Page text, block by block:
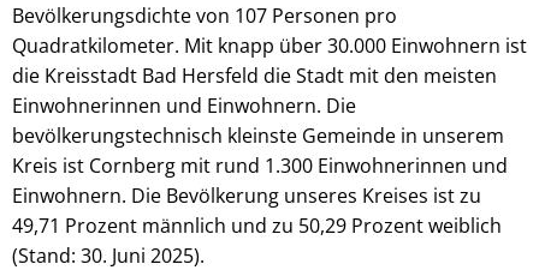
Bevölkerungsdichte von 107 Personen pro
Quadratkilometer. Mit knapp über 30.000 Einwohnern ist
die Kreisstadt Bad Hersfeld die Stadt mit den meisten
Einwohnerinnen und Einwohnern. Die
bevölkerungstechnisch kleinste Gemeinde in unserem
Kreis ist Cornberg mit rund 1.300 Einwohnerinnen und
Einwohnern. Die Bevölkerung unseres Kreises ist zu
49,71 Prozent männlich und zu 50,29 Prozent weiblich
(Stand: 30. Juni 2025).